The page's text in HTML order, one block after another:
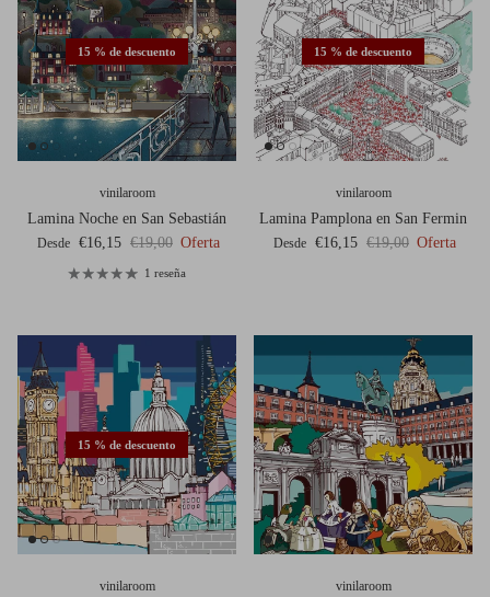
15 % de descuento
vinilaroom
Lamina Noche en San Sebastián
Precio de venta
Desde €16,15 Precio normal
€19,00 Oferta
1 reseña
15 % de descuento
vinilaroom
Lamina Pamplona en San Fermin
Precio de venta
Desde €16,15 Precio normal
€19,00 Oferta
15 % de descuento
vinilaroom vinilaroom